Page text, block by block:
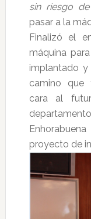
sin riesgo
pasar a la
Finalizó el
máquina
implantado
camino que
cara al
proyecto de